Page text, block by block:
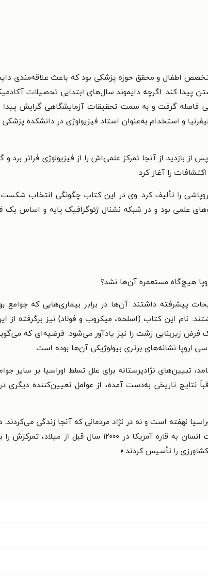
متخصص اطفال و محقق حوزه پزشکی بود که باعث علاقه‌مندی
کند. اگرچه دایموند سال‌های ابتدایی تحصیلات
فاصله گرفت و به سمت تحقیقات آزمایشگاهی گرایش
و استخدام به‌عنوان استاد فیزیولوژی در دانشکده
و پس از بازدید از آنجا تمرکز علمی‌اش را از فیزیولوژی فراتر
را آغاز کرد.
را تألیف کرد. وی در این کتاب چگونگی انتخاب
علمی بود و در شبکه نشنال ژئوگرافیک پایه و اساس یک
هیچ‌گاه مستعمره آن‌ها نشد؟
پیشرفته داشتند. آن‌ها در برابر بیماری‌هایی که جوامع
نام این کتاب (اسلحه، میکروب و فولاد) نیز برگرفته از
زیربنایی زشت را نیز یادآور می‌شود: فرضیه‌ای که
اروپا نشانه‌های برتری بیولوژیکی آن‌ها بوده است.
تبیین‌های نژادپرستانه برای علل تسلط اوراسیا بر سایر
نتایج تاریخی به‌دست آمده، از عوامل تعیین‌کننده دیگری
نهفته است و نه در نژاد مردمانی که آنجا زندگی
از یک گشت‌وگذار گسترده در تاریخ تکامل و مهاجرت بشر از آغاز انسان خردمند تا مهاجرت انسان به قاره آمریکا در
را تأسیس کردند.»